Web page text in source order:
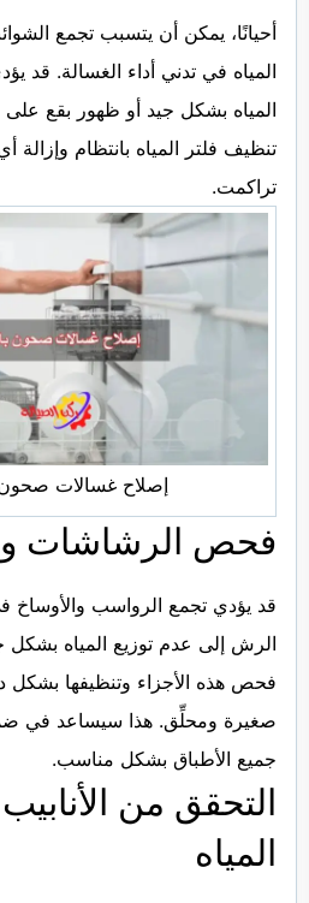
أحيانًا، يمكن أن يتسبب تجمع
المياه في تدني أداء الغسالة. قد
المياه بشكل جيد أو ظهور بقع على
تنظيف فلتر المياه بانتظام
تراكمت.
إصلاح غسالات صحون
فحص الرشاشات
قد يؤدي تجمع الرواسب والأوساخ
الرش إلى عدم توزيع المياه بشكل
فحص هذه الأجزاء وتنظيفها بشكل
صغيرة ومحلِّق. هذا سيساعد في
جميع الأطباق بشكل مناسب.
التحقق من
المياه